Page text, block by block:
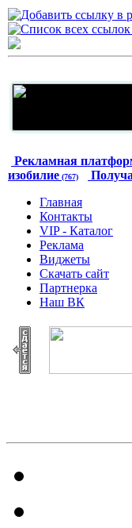
Рекламная
изобилие (767)
Главная
Контакты
VIP - Каталог
Реклама
Виджеты
Скачать сайт
Партнерка
Наш ВК